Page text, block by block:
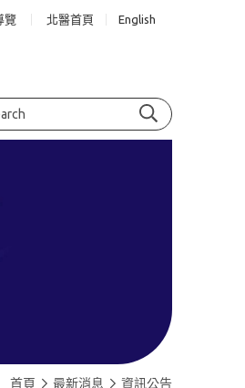
覽 北醫首頁 English
首頁 最新消息 資訊公告